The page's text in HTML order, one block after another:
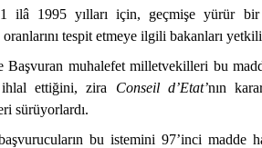
ilâ 1995 yılları için, geçmişe yürür bir
tespit etmeye ilgili bakanları
Başvuran muhalefet milletvekilleri bu
ettiğini, zira Conseil d’Etat’nın
sürüyorlardı.
bu istemini 97’inci madde